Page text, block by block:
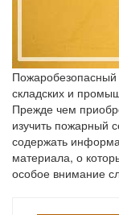
складских и
Прежде чем
изучить пожарный
содержать
материала, о
особое внимание